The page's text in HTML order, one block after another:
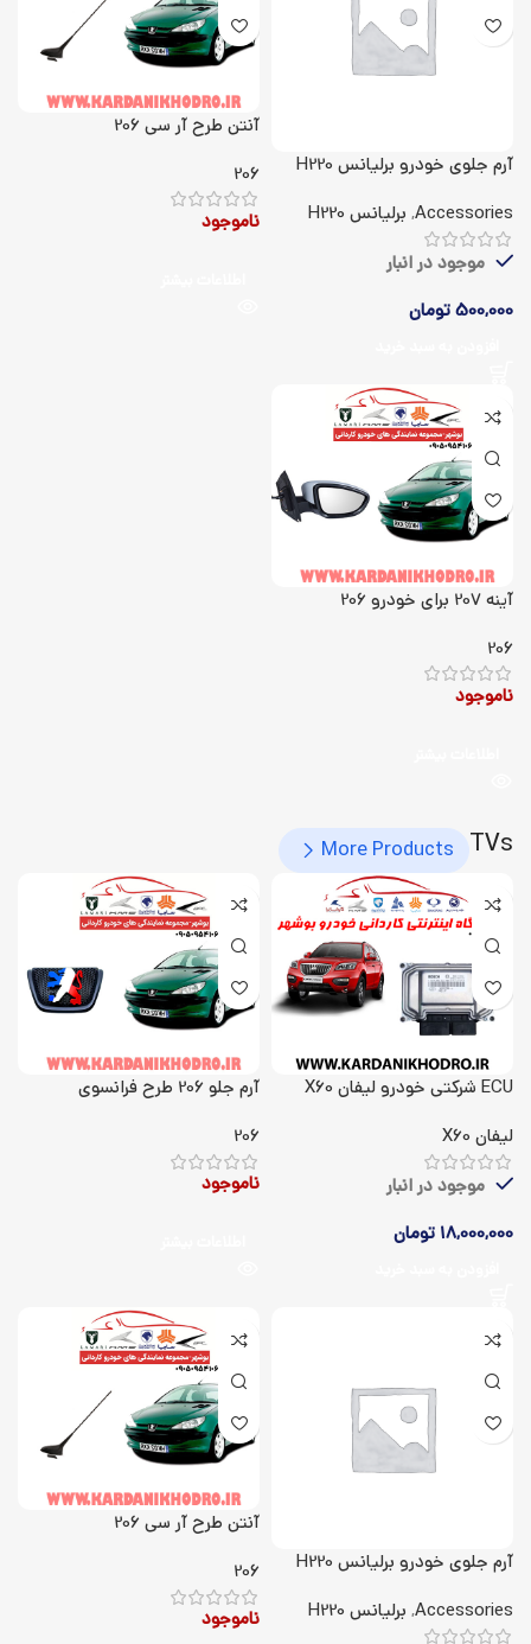
آرم جلوی خودرو برلیانس H220
Accessories
, برلیانس H220
موجود در انبار
500,000تومان
آنتن طرح آر سی 206
206
ناموجود
آینه 207 برای خودرو 206
206
ناموجود
TVs
More Products
ECU شرکتی خودرو لیفان X60
لیفان X60
موجود در انبار
18,000,000 تومان
آرم جلو 206 طرح فرانسوی
206
ناموجود
آرم جلوی خودرو برلیانس H220
Accessories
, برلیانس H220
آنتن طرح آر سی 206
206
ناموجود